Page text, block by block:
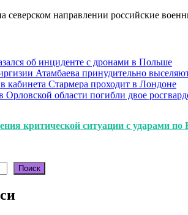
северском направлении российские
об инциденте с дронами в Польше
Атамбаева принудительно
кабинета Стармера проходит в Лондоне
области погибли двое
критической ситуации с ударами
Поиск